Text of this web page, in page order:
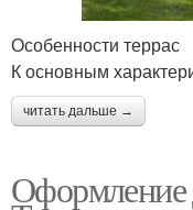
Особенности террас
К основным
читать дальше →
Оформление